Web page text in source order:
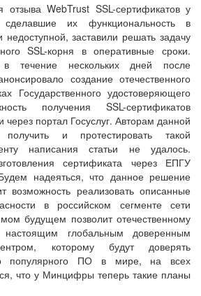
отзыва WebTrust SSL-сертификатов у
сделавшие их функциональность в
недоступной, заставили решать задачу
SSL-корня в оперативные сроки.
течение нескольких дней после
создание отечественного
Государственного удостоверяющего
получения SSL-сертификатов
портал Госуслуг. Авторам данной
получить и протестировать такой
написания статьи не удалось.
сертификата через ЕПГУ
надеяться, что данное решение
возможность реализовать описанные
в российском сегменте сети
будущем позволит отечественному
настоящим глобальным доверенным
которому будут доверять
популярного ПО в мире, на всех
что у Минцифры теперь такие планы